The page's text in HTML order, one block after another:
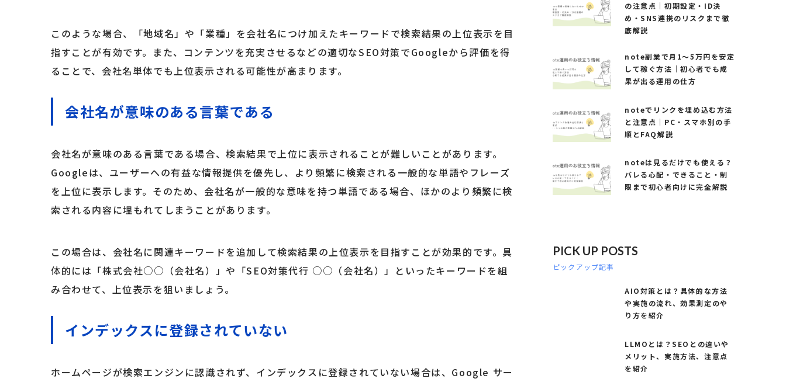
このような場合、「地域名」や「業種」を会社名につけ加えたキーワードで検索結果の上位表示を目
指すことが有効です。また、コンテンツを充実させるなどの適切なSEO対策でGoogleから評価を得
ることで、会社名単体でも上位表示される可能性が高まります。
会社名が意味のある言葉である
会社名が意味のある言葉である場合、検索結果で上位に表示されることが難しいことがあります。
Googleは、ユーザーへの有益な情報提供を優先し、より頻繁に検索される一般的な単語やフレーズ
を上位に表示します。そのため、会社名が一般的な意味を持つ単語である場合、ほかのより頻繁に検
索される内容に埋もれてしまうことがあります。
この場合は、会社名に関連キーワードを追加して検索結果の上位表示を目指すことが効果的です。具
体的には「株式会社○○（会社名）」や「SEO対策代行 ○○（会社名）」といったキーワードを組
み合わせて、上位表示を狙いましょう。
インデックスに登録されていない
ホームページが検索エンジンに認識されず、インデックスに登録されていない場合は、Google サー
の注意点｜初期設定・ID決
め・SNS連携のリスクまで徹
底解説
note副業で月1〜5万円を安定
して稼ぐ方法｜初心者でも成
果が出る運用の仕方
noteでリンクを埋め込む方法
と注意点｜PC・スマホ別の手
順とFAQ解説
noteは見るだけでも使える？
バレる心配・できること・制
限まで初心者向けに完全解説
PICK UP POSTS
ピックアップ記事
AIO対策とは？具体的な方法
や実施の流れ、効果測定のや
り方を紹介
LLMOとは？SEOとの違いや
メリット、実施方法、注意点
を紹介